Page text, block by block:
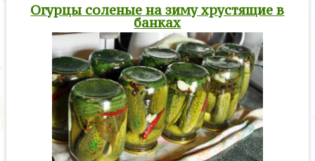
Огурцы соленые на зиму хрустящие в
банках